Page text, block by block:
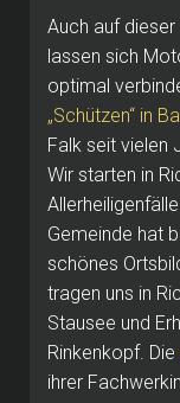
Auch auf
lassen sich
optimal
„Schützen“ in
Falk seit vielen
Wir starten in
Gemeinde hat
schönes
tragen uns in
Stausee und
Rinkenkopf. Die
ihrer